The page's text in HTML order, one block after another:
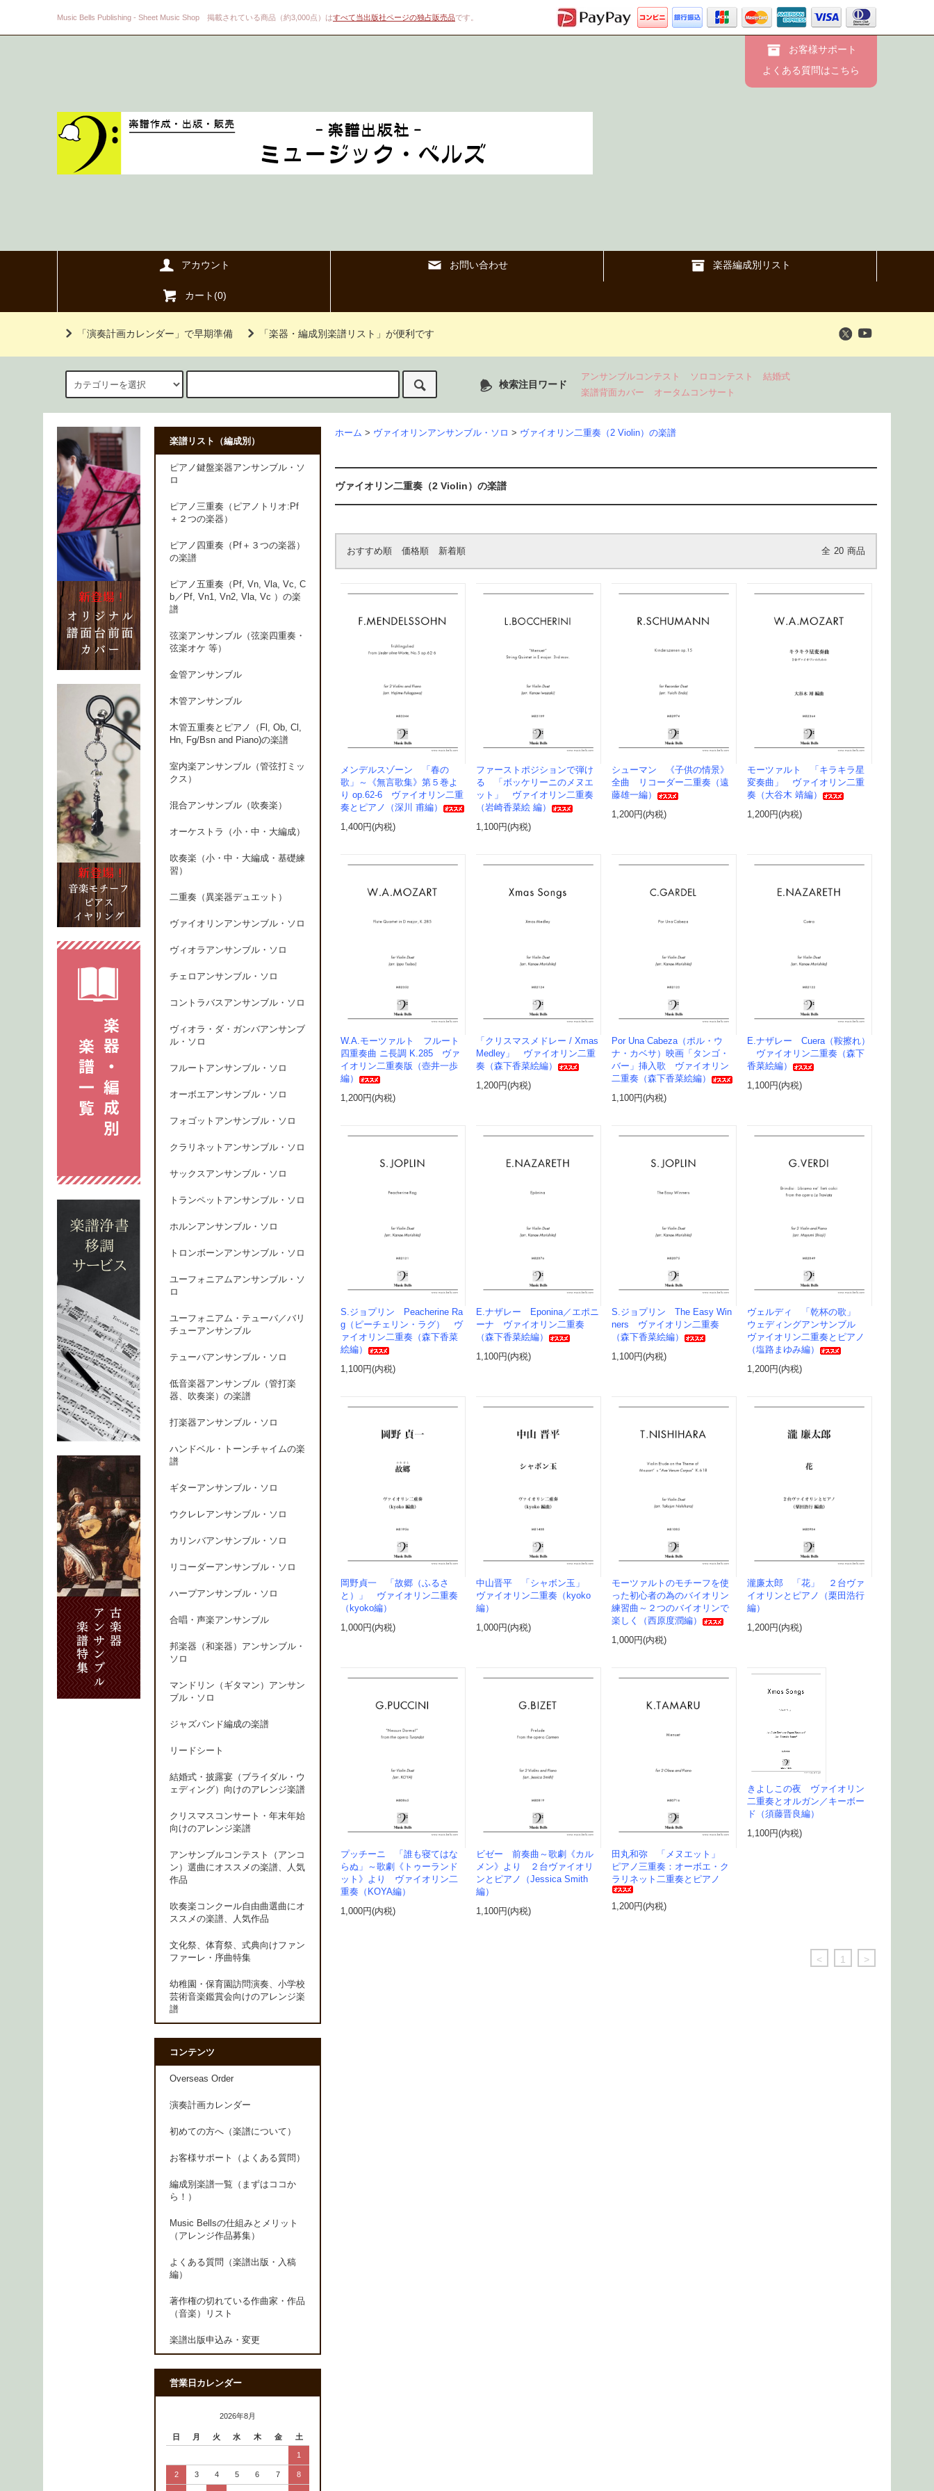
Music Bells Publishing - Sheet Music Shop 掲載されている商品（約3,000点）はすべて当出版社ページの独占販売品です。
お客様サポート
よくある質問はこちら
アカウント お問い合わせ 楽器編成別リスト
カート(0)
「演奏計画カレンダー」で早期準備 「楽器・編成別楽譜リスト」が便利です
検索注目ワード
アンサンブルコンテスト ソロコンテスト
結婚式
楽譜背面カバー
オータムコンサート
ホーム > ヴァイオリンアンサンブル・ソロ > ヴァイオリン二重奏（2 Violin）の楽譜
ヴァイオリン二重奏（2 Violin）の楽譜
おすすめ順 価格順 新着順 全 20 商品
メンデルスゾーン 「春の
歌」～《無言歌集》第５巻よ
り op.62-6 ヴァイオリン二重
奏とピアノ（深川 甫編）
1,400円(内税)
ファーストポジションで弾け
る 「ボッケリーニのメヌエ
ット」 ヴァイオリン二重奏
（岩崎香菜絵 編）
1,100円(内税)
シューマン 《子供の情景》
全曲 リコーダー二重奏（遠
藤雄一編）
1,200円(内税)
モーツァルト 「キラキラ星
変奏曲」 ヴァイオリン二重
奏（大谷木 靖編）
1,200円(内税)
W.A.モーツァルト フルート
四重奏曲 ニ長調 K.285 ヴァ
イオリン二重奏版（壺井一歩
編）
1,200円(内税)
「クリスマスメドレー / Xmas
Medley」 ヴァイオリン二重
奏（森下香菜絵編）
1,200円(内税)
Por Una Cabeza（ポル・ウ
ナ・カベサ）映画「タンゴ・
バー」挿入歌 ヴァイオリン
二重奏（森下香菜絵編）
1,100円(内税)
E.ナザレー Cuera（鞍擦れ）
ヴァイオリン二重奏（森下
香菜絵編）
1,100円(内税)
S.ジョプリン Peacherine Ra
g（ピーチェリン・ラグ） ヴ
ァイオリン二重奏（森下香菜
絵編）
1,100円(内税)
E.ナザレー Eponina／エポニ
ーナ ヴァイオリン二重奏
（森下香菜絵編）
1,100円(内税)
S.ジョプリン The Easy Win
ners ヴァイオリン二重奏
（森下香菜絵編）
1,100円(内税)
ヴェルディ 「乾杯の歌」
ウェディングアンサンブル
ヴァイオリン二重奏とピアノ
（塩路まゆみ編）
1,200円(内税)
岡野貞一 「故郷（ふるさ
と）」 ヴァイオリン二重奏
（kyoko編）
1,000円(内税)
中山晋平 「シャボン玉」
ヴァイオリン二重奏（kyoko
編）
1,000円(内税)
モーツァルトのモチーフを使
った初心者の為のバイオリン
練習曲～２つのバイオリンで
楽しく（西原度潤編）
1,000円(内税)
瀧廉太郎 「花」 ２台ヴァ
イオリンとピアノ（栗田浩行
編）
1,200円(内税)
プッチーニ 「誰も寝てはな
らぬ」～歌劇《トゥーランド
ット》より ヴァイオリン二
重奏（KOYA編）
1,000円(内税)
ビゼー 前奏曲～歌劇《カル
メン》より ２台ヴァイオリ
ンとピアノ（Jessica Smith
編）
1,100円(内税)
田丸和弥 「メヌエット」
ピアノ三重奏：オーボエ・ク
ラリネット二重奏とピアノ
1,200円(内税)
きよしこの夜 ヴァイオリン
二重奏とオルガン／キーボー
ド（須藤晋良編）
1,100円(内税)
< 1 >
楽譜リスト（編成別）
ピアノ鍵盤楽器アンサンブル・ソ
ロ
ピアノ三重奏（ピアノトリオ:Pf
＋２つの楽器）
ピアノ四重奏（Pf＋３つの楽器）
の楽譜
ピアノ五重奏（Pf, Vn, Vla, Vc, C
b／Pf, Vn1, Vn2, Vla, Vc ）の楽
譜
弦楽アンサンブル（弦楽四重奏・
弦楽オケ 等）
金管アンサンブル
木管アンサンブル
木管五重奏とピアノ（Fl, Ob, Cl,
Hn, Fg/Bsn and Piano)の楽譜
室内楽アンサンブル（管弦打ミッ
クス）
混合アンサンブル（吹奏楽）
オーケストラ（小・中・大編成）
吹奏楽（小・中・大編成・基礎練
習）
二重奏（異楽器デュエット）
ヴァイオリンアンサンブル・ソロ
ヴィオラアンサンブル・ソロ
チェロアンサンブル・ソロ
コントラバスアンサンブル・ソロ
ヴィオラ・ダ・ガンバアンサンブ
ル・ソロ
フルートアンサンブル・ソロ
オーボエアンサンブル・ソロ
フォゴットアンサンブル・ソロ
クラリネットアンサンブル・ソロ
サックスアンサンブル・ソロ
トランペットアンサンブル・ソロ
ホルンアンサンブル・ソロ
トロンボーンアンサンブル・ソロ
ユーフォニアムアンサンブル・ソ
ロ
ユーフォニアム・テューバ／バリ
チューアンサンブル
テューバアンサンブル・ソロ
低音楽器アンサンブル（管打楽
器、吹奏楽）の楽譜
打楽器アンサンブル・ソロ
ハンドベル・トーンチャイムの楽
譜
ギターアンサンブル・ソロ
ウクレレアンサンブル・ソロ
カリンバアンサンブル・ソロ
リコーダーアンサンブル・ソロ
ハープアンサンブル・ソロ
合唱・声楽アンサンブル
邦楽器（和楽器）アンサンブル・
ソロ
マンドリン（ギタマン）アンサン
ブル・ソロ
ジャズバンド編成の楽譜
リードシート
結婚式・披露宴（ブライダル・ウ
ェディング）向けのアレンジ楽譜
クリスマスコンサート・年末年始
向けのアレンジ楽譜
アンサンブルコンテスト（アンコ
ン）選曲にオススメの楽譜、人気
作品
吹奏楽コンクール自由曲選曲にオ
ススメの楽譜、人気作品
文化祭、体育祭、式典向けファン
ファーレ・序曲特集
幼稚園・保育園訪問演奏、小学校
芸術音楽鑑賞会向けのアレンジ楽
譜
コンテンツ
Overseas Order
演奏計画カレンダー
初めての方へ（楽譜について）
お客様サポート（よくある質問）
編成別楽譜一覧（まずはココか
ら！）
Music Bellsの仕組みとメリット
（アレンジ作品募集）
よくある質問（楽譜出版・入稿
編）
著作権の切れている作曲家・作品
（音楽）リスト
楽譜出版申込み・変更
営業日カレンダー
2026年8月
日 月 火 水 木 金 土
1
2 3 4 5 6 7 8